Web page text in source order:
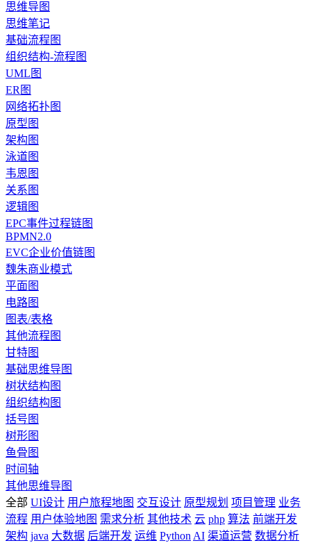
思维导图
思维笔记
基础流程图
组织结构-流程图
UML图
ER图
网络拓扑图
原型图
架构图
泳道图
韦恩图
关系图
逻辑图
EPC事件过程链图
BPMN2.0
EVC企业价值链图
魏朱商业模式
平面图
电路图
图表/表格
其他流程图
甘特图
基础思维导图
树状结构图
组织结构图
括号图
树形图
鱼骨图
时间轴
其他思维导图
全部 UI设计 用户旅程地图 交互设计 原型规划 项目管理 业务
流程 用户体验地图 需求分析 其他技术 云 php 算法 前端开发
架构 java 大数据 后端开发 运维 Python AI 渠道运营 数据分析